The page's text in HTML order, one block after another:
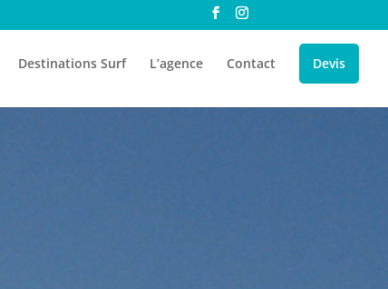
Destinations Surf L’agence Contact Devis